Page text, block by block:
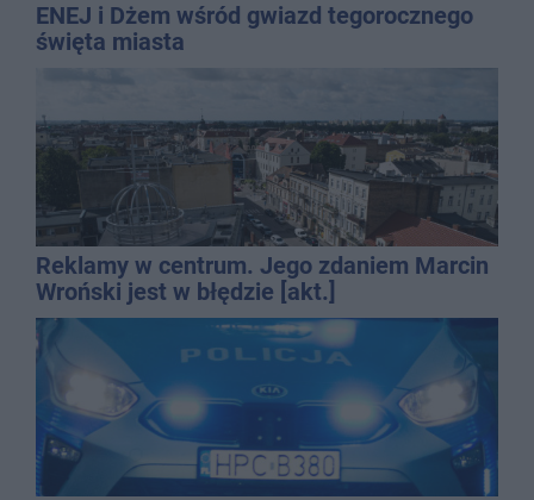
ENEJ i Dżem wśród gwiazd tegorocznego
święta miasta
Reklamy w centrum. Jego zdaniem Marcin
Wroński jest w błędzie [akt.]